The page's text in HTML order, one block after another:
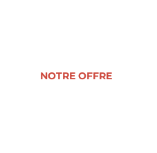
NOTRE OFFRE